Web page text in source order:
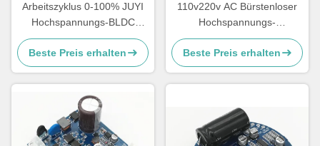
Arbeitszyklus 0-100% JUYI
Hochspannungs-BLDC
Bewegungsdes prüfer-
JYQD-V8.8B 80V-220V 1A
PWM der Frequenz-1-
20KHZ
Beste Preis erhalten
110v220v AC Bürstenloser
Hochspannungs-
Motorantriebsteuergerät
Komplettgehäuse ermöglicht
Steuerung mit mehrfachem
Schutz 4A
Beste Preis erhalten